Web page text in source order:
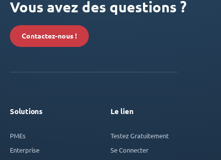
Vous avez des questions ?
Contactez-nous !
Solutions
PMEs
Enterprise
Le lien
Testez Gratuitement
Se Connecter